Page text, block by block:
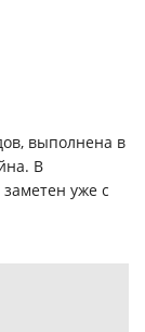
выполнена в
В
уже с